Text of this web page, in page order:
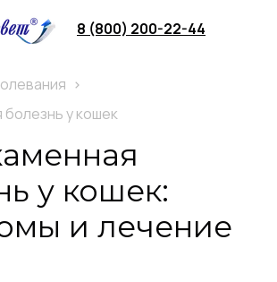
8 (800) 200-22-44
у кошек
у кошек:
и лечение